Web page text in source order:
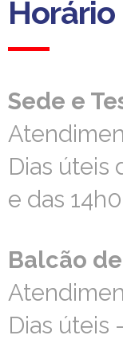
Horário
Sede e
Dias úteis
e das
Sede e
Dias úteis
e das
Balcão
Dias úteis
Balcão
Dias úteis